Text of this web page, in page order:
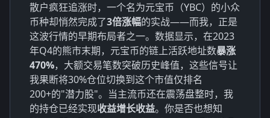
散户疯狂追涨时，一个名为元宝币（YBC）的小众
币种却悄然完成了3倍涨幅的实战——而我，正是
这波行情的早期布局者之一。数据显示，在2023
年Q4的熊市末期，元宝币的链上活跃地址数暴涨
470%，大额交易笔数突破历史峰值，这些信号让
我果断将30%仓位切换到这个市值仅排名
200+的"潜力股"。当主流币还在震荡盘整时，我
的持仓已经实现收益增长收益。你是否也想知